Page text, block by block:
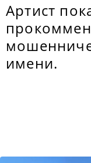
Артист
имени.